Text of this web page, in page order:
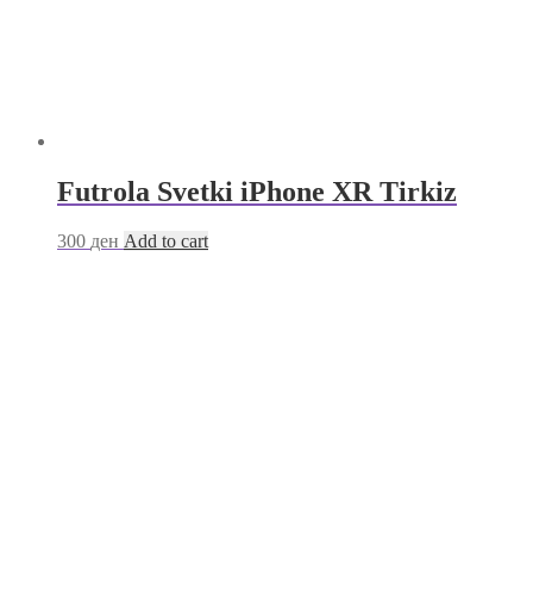
Futrola Svetki iPhone XR Tirkiz
300 ден Add to cart